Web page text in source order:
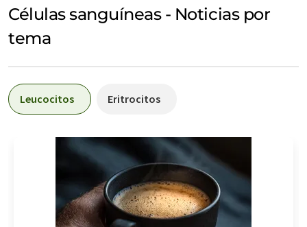
Células sanguíneas - Noticias por
tema
Leucocitos Eritrocitos